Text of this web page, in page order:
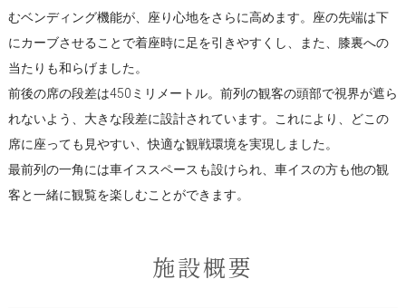
むベンディング機能が、座り心地をさらに高めます。座の先端は下
にカーブさせることで着座時に足を引きやすくし、また、膝裏への
当たりも和らげました。
前後の席の段差は450ミリメートル。前列の観客の頭部で視界が遮ら
れないよう、大きな段差に設計されています。これにより、どこの
席に座っても見やすい、快適な観戦環境を実現しました。
最前列の一角には車イススペースも設けられ、車イスの方も他の観
客と一緒に観覧を楽しむことができます。
施設概要